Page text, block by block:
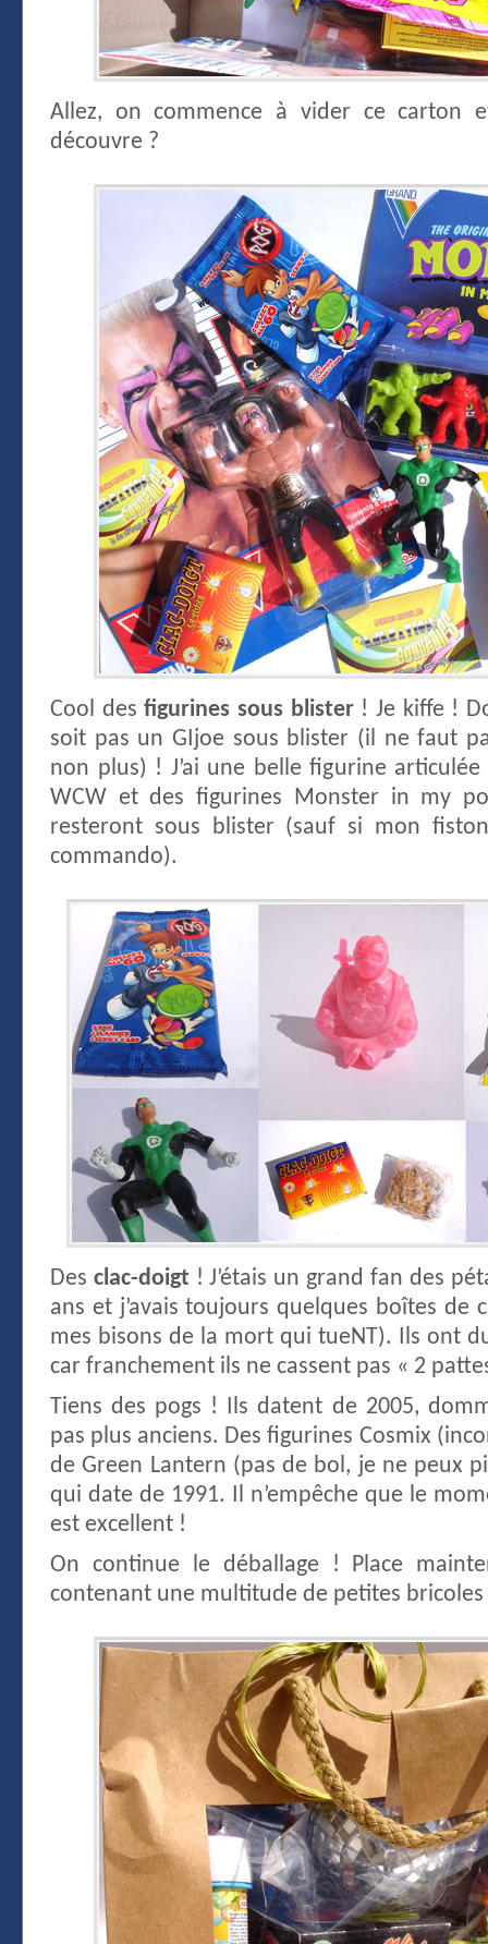
Allez, on commence à vider ce carton
découvre ?
Cool desfigurines sous blister! Je kiffe !
soit pas un GIjoe sous blister (il ne faut
non plus) ! J’ai une belle figurine
WCW et des figurines Monster in my
resteront sous blister (sauf si mon
commando).
Des clac-doigt ! J’étais un grand fan des
ans et j’avais toujours quelques boîtes de
mes bisons de la mort qui tueNT). Ils ont
car franchement ils ne cassent pas « 2
Tiens des pogs ! Ils datent de 2005,
pas plus anciens. Des figurines Cosmix
de Green Lantern (pas de bol, je ne peux
qui date de 1991. Il n’empêche que le
est excellent !
On continue le déballage ! Place
contenant une multitude de petites bricoles